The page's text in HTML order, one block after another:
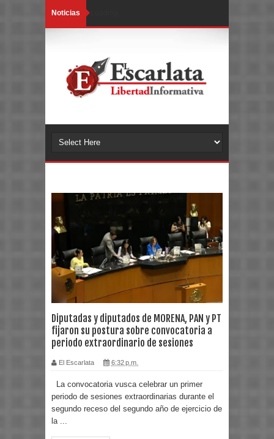
Noticias
Diputadas y diputados de MORENA, PAN y PT
fijaron su postura sobre convocatoria a
periodo extraordinario de sesiones
El Escarlata 6:32 p.m.
La convocatoria vusca celebrar un primer
periodo de sesiones extraordinarias durante el
segundo receso del segundo año de ejercicio de
la ...